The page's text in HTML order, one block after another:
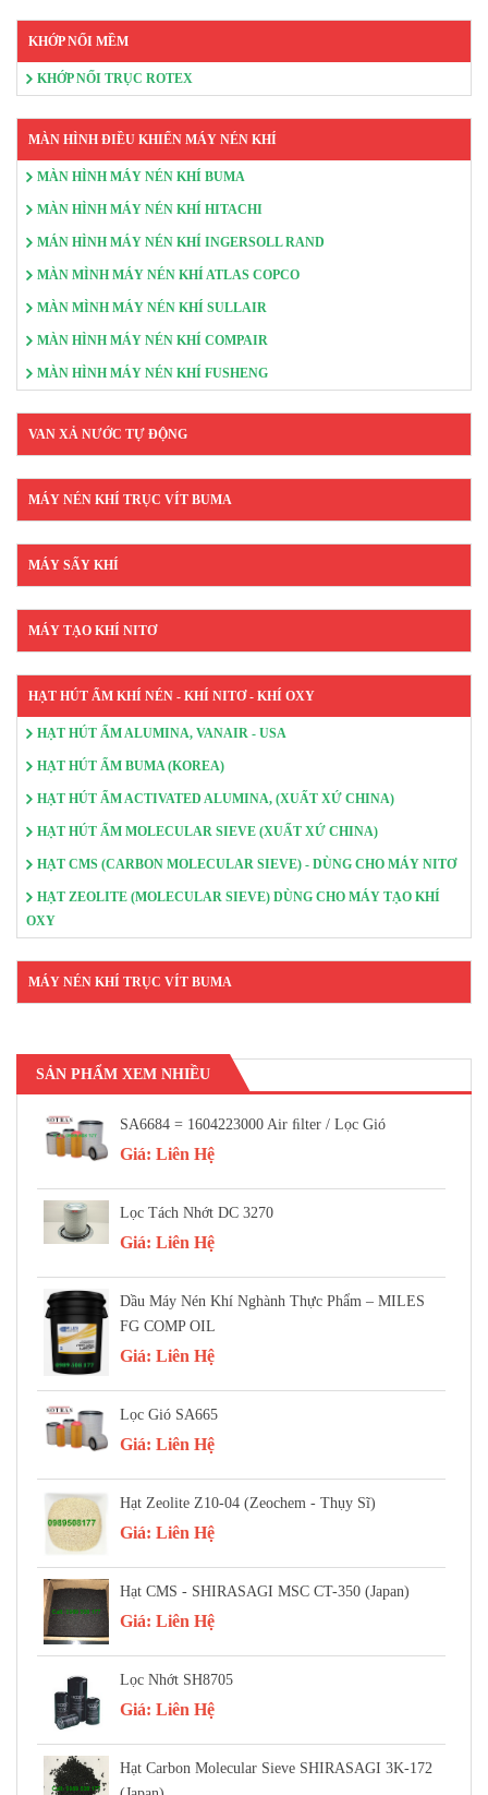
KHỚP NỐI MỀM
KHỚP NỐI TRỤC ROTEX
MÀN HÌNH ĐIỀU KHIỂN MÁY NÉN KHÍ
MÀN HÌNH MÁY NÉN KHÍ BUMA
MÀN HÌNH MÁY NÉN KHÍ HITACHI
MÁN HÌNH MÁY NÉN KHÍ INGERSOLL RAND
MÀN MÌNH MÁY NÉN KHÍ ATLAS COPCO
MÀN MÌNH MÁY NÉN KHÍ SULLAIR
MÀN HÌNH MÁY NÉN KHÍ COMPAIR
MÀN HÌNH MÁY NÉN KHÍ FUSHENG
VAN XẢ NƯỚC TỰ ĐỘNG
MÁY NÉN KHÍ TRỤC VÍT BUMA
MÁY SẤY KHÍ
MÁY TẠO KHÍ NITƠ
HẠT HÚT ẨM KHÍ NÉN - KHÍ NITƠ - KHÍ OXY
HẠT HÚT ẨM ALUMINA, VANAIR - USA
HẠT HÚT ẨM BUMA (KOREA)
HẠT HÚT ẨM ACTIVATED ALUMINA, (XUẤT XỨ CHINA)
HẠT HÚT ẨM MOLECULAR SIEVE (XUẤT XỨ CHINA)
HẠT CMS (CARBON MOLECULAR SIEVE) - DÙNG CHO MÁY NITƠ
HẠT ZEOLITE (MOLECULAR SIEVE) DÙNG CHO MÁY TẠO KHÍ
OXY
MÁY NÉN KHÍ TRỤC VÍT BUMA
SẢN PHẨM XEM NHIỀU
SA6684 = 1604223000 Air FIlter / Lọc Gió
Giá: Liên Hệ
Lọc Tách Nhớt DC 3270
Giá: Liên Hệ
Dầu Máy Nén Khí Nghành Thực Phẩm – MILES
FG COMP OIL
Giá: Liên Hệ
Lọc Gió SA665
Giá: Liên Hệ
Hạt Zeolite Z10-04 (Zeochem - Thụy Sĩ)
Giá: Liên Hệ
Hạt CMS - SHIRASAGI MSC CT-350 (Japan)
Giá: Liên Hệ
Lọc Nhớt SH8705
Giá: Liên Hệ
Hạt Carbon Molecular Sieve SHIRASAGI 3K-172